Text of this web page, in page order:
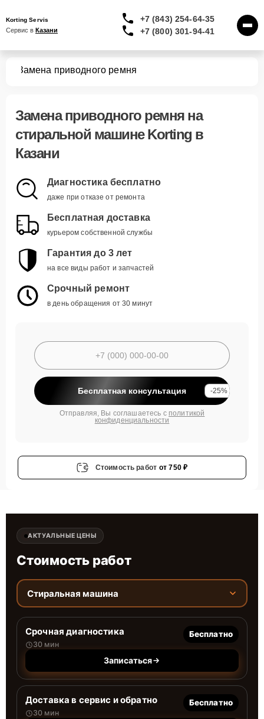
Korting Servis
Сервис в Казани
+7 (843) 254-64-35
+7 (800) 301-94-41
Замена приводного ремня
Замена приводного ремняна
стиральной машине Korting в
Казани
Диагностика бесплатно
даже при отказе от ремонта
Бесплатная доставка
курьером собственной службы
Гарантия до 3 лет
на все виды работ и запчастей
Срочный ремонт
в день обращения от 30 минут
Бесплатная консультация -25%
Отправляя, Вы соглашаетесь с политикой
конфиденциальности
Стоимость работ от 750 ₽
АКТУАЛЬНЫЕ ЦЕНЫ
Стоимость работ
Стиральная машина
Срочная диагностика
30 мин
Бесплатно
Записаться
Доставка в сервис и обратно
30 мин
Бесплатно